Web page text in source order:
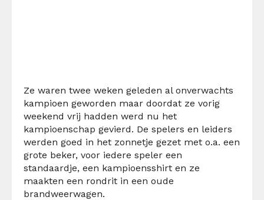
Ze waren twee weken geleden al onverwachts
kampioen geworden maar doordat ze vorig
weekend vrij hadden werd nu het
kampioenschap gevierd. De spelers en leiders
werden goed in het zonnetje gezet met o.a. een
grote beker, voor iedere speler een
standaardje, een kampioensshirt en ze
maakten een rondrit in een oude
brandweerwagen.